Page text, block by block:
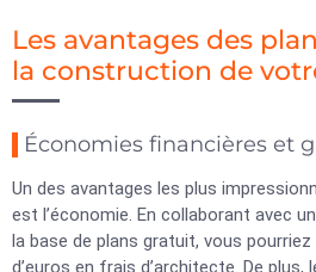
Les avantages des
la construction de
Économies financières et
Un des avantages les plus
est l’économie. En collaborant avec
la base de plans gratuit, vous
d’euros en frais d’architecte. De plus,